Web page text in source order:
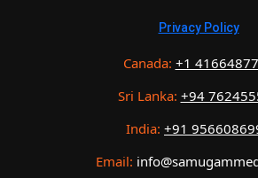
Privacy Policy
Canada: +1
Sri Lanka: +94
India: +91
Email: